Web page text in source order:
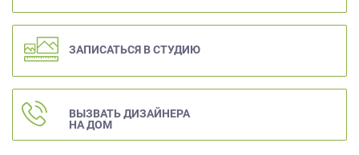
ЗАПИСАТЬСЯ В СТУДИЮ
ВЫЗВАТЬ ДИЗАЙНЕРА
НА ДОМ